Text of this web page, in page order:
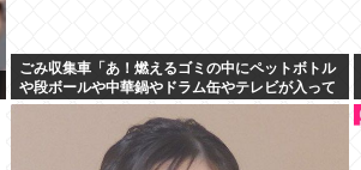
ごみ収集車「あ！燃えるゴミの中にペットボトル
や段ボールや中華鍋やドラム缶やテレビが入って
る！」